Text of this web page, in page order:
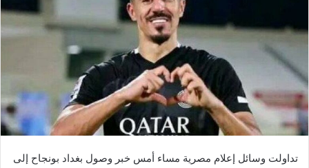
تداولت وسائل إعلام مصرية مساء أمس خبر وصول بغداد بونجاح إلى